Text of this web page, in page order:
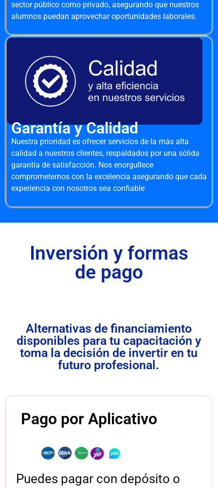
sector público como privado, asegurando que nuestros
alumnos puedan aprovechar oportunidades laborales.
Garantía y Calidad
Nuestra prioridad es ofrecer servicios de la más alta
calidad a nuestros clientes, respaldados por una sólida
garantía de satisfacción. Nos enorgullece
comprometernos con la excelencia asegurando que cada
experiencia con nosotros sea confiable
Inversión y formas
de pago
Alternativas de financiamiento
disponibles para tu capacitación y
toma la decisión de invertir en tu
futuro profesional.
Pago por Aplicativo
Puedes pagar con depósito o